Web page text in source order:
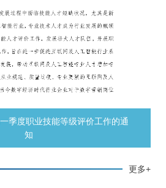
2026年度济南市科技服务业协会认定计划
更多+